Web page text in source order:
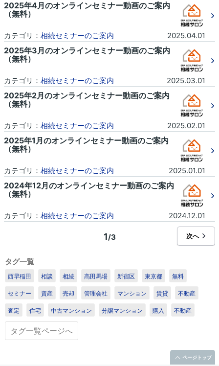
2025年4月のオンラインセミナー動画のご案内
（無料）
カテゴリ： 相続セミナーのご案内 2025.04.01
2025年3月のオンラインセミナー動画のご案内
（無料）
カテゴリ： 相続セミナーのご案内 2025.03.01
2025年2月のオンラインセミナー動画のご案内
（無料）
カテゴリ： 相続セミナーのご案内 2025.02.01
2025年1月のオンラインセミナー動画のご案内
（無料）
カテゴリ： 相続セミナーのご案内 2025.01.01
2024年12月のオンラインセミナー動画のご案内
（無料）
カテゴリ： 相続セミナーのご案内 2024.12.01
1/3 次へ
タグ一覧
西早稲田 相談 相続 高田馬場 新宿区 東京都 無料
セミナー 資産 売却 管理会社 マンション 賃貸 不動産
査定 住宅 中古マンション 分譲マンション 購入 不動産
タグ一覧ページへ
ページトップ